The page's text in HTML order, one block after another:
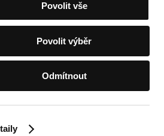
Povolit vše
Povolit výběr
Odmítnout